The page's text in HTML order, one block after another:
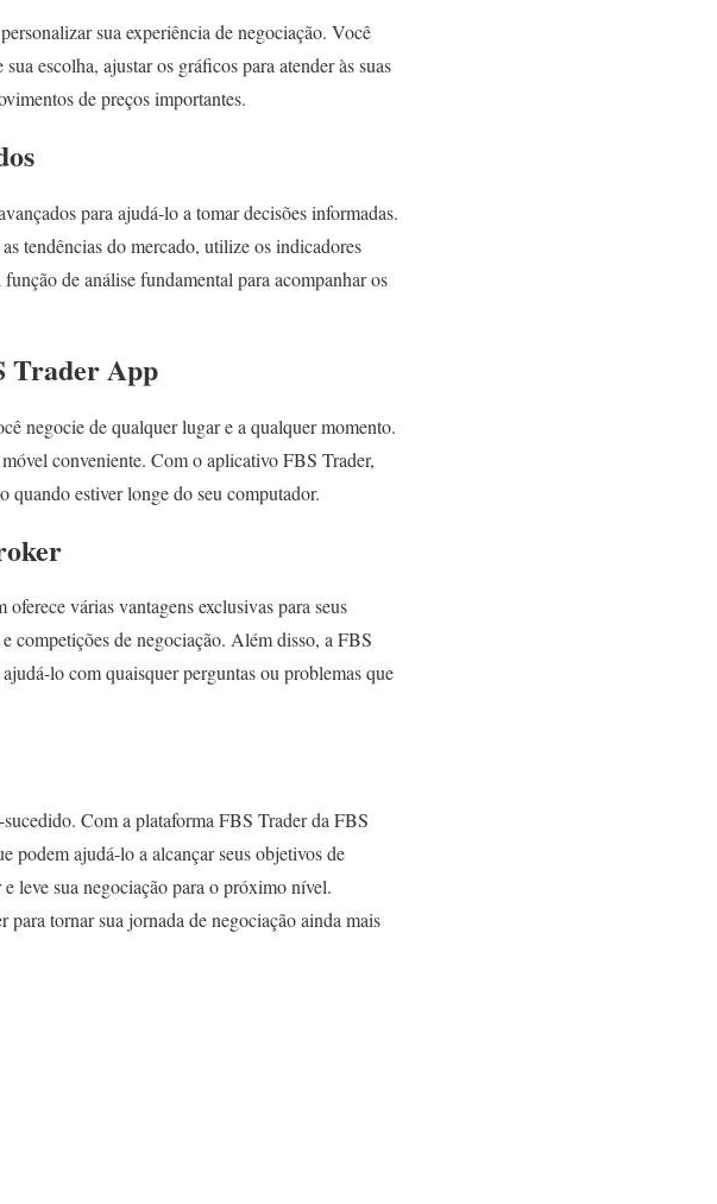
sua experiência de negociação. Você
escolha, ajustar os gráficos para atender às suas
de preços importantes.
para ajudá-lo a tomar decisões informadas.
tendências do mercado, utilize os indicadores
de análise fundamental para acompanhar os
Trader App
negocie de qualquer lugar e a qualquer momento.
conveniente. Com o aplicativo FBS Trader,
quando estiver longe do seu computador.
várias vantagens exclusivas para seus
competições de negociação. Além disso, a FBS
lo com quaisquer perguntas ou problemas que
Com a plataforma FBS Trader da FBS
podem ajudá-lo a alcançar seus objetivos de
leve sua negociação para o próximo nível.
tornar sua jornada de negociação ainda mais